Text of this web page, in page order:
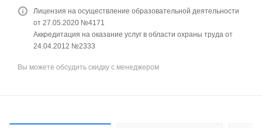
Лицензия на осуществление образовательной деятельности
от 27.05.2020 №4171
Аккредитация на оказание услуг в области охраны труда от
24.04.2012 №2333
Вы можете обсудить скидку с менеджером